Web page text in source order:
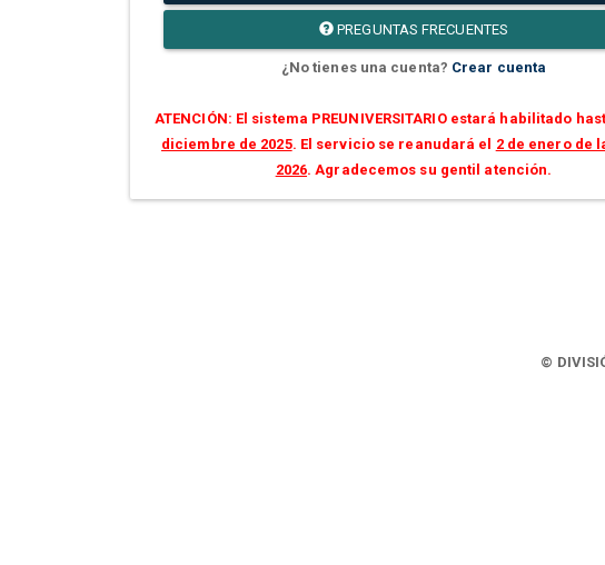
PREGUNTAS FRECUENTES
¿No tienes una cuenta? Crear cuenta
ATENCIÓN: El sistema PREUNIVERSITARIO estará habilitado
diciembre de 2025. El servicio se reanudará el 2 de enero de
2026. Agradecemos su gentil atención.
©